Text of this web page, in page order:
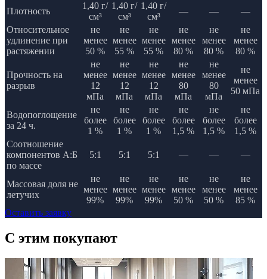
Плотность
1,40 г/
см³
1,40 г/
см³
1,40 г/
см³
— —
—
Относительное
удлинение при
растяжении
не
менее
50 %
не
менее
55 %
не
менее
55 %
не
менее
80 %
не
менее
80 %
не
менее
80 %
Прочность на
разрыв
не
менее
12
мПа
не
менее
12
мПа
не
менее
12
мПа
не
менее
80
мПа
не
менее
80
мПа
не
менее
50 мПа
Водопоглощение
за 24 ч.
не
более
1 %
не
более
1 %
не
более
1 %
не
более
1,5 %
не
более
1,5 %
не
более
1,5 %
Соотношение
компонентов А:Б
по массе
5:1 5:1 5:1 — — —
Массовая доля не
летучих
не
менее
99%
не
менее
99%
не
менее
99%
не
менее
50 %
не
менее
50 %
не
менее
85 %
Оставить заявку
C этим покупают